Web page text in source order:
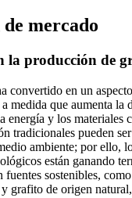
mercado
la producción de
convertido en un
medida que aumenta la
energía y los materiales
tradicionales pueden
ambiente; por ello,
están ganando
fuentes sostenibles,
grafito de origen